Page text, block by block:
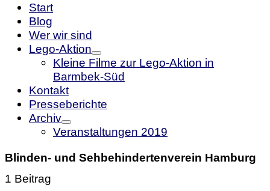
Start
Blog
Wer wir sind
Lego-Aktion
Kleine Filme zur Lego-Aktion in
Barmbek-Süd
Kontakt
Presseberichte
Archiv
Veranstaltungen 2019
Blinden- und Sehbehindertenverein Hamburg
1 Beitrag